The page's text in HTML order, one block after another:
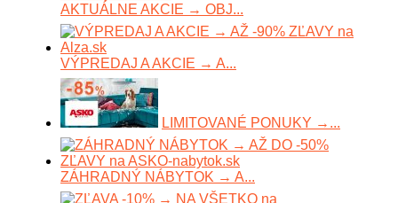
AKTUÁLNE AKCIE → OBJ...
VÝPREDAJ A AKCIE → A...
LIMITOVANÉ PONUKY →...
ZÁHRADNÝ NÁBYTOK → A...